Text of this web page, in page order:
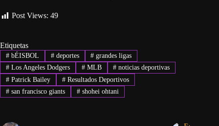
Post Views: 49
Etiquetas
#bÉISBOL #deportes # grandes ligas
#Los Angeles Dodgers #MLB # noticias deportivas
#Patrick Bailey #Resultados Deportivos
#san francisco giants #shohei ohtani